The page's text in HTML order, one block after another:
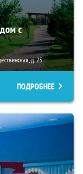
с
д. 25
ПОДРОБНЕЕ